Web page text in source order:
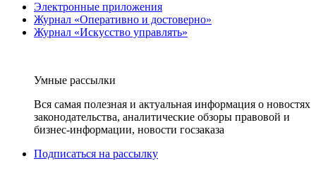
Электронные приложения
Журнал «Оперативно и достоверно»
Журнал «Искусство управлять»
Умные рассылки
Вся самая полезная и актуальная информация о новостях
законодательства, аналитические обзоры правовой и
бизнес-информации, новости госзаказа
Подписаться на рассылку